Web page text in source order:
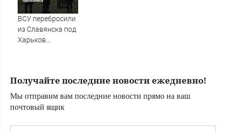
длиннее зимних
ВСУ перебросили
из Славянска под
Харьков
Получайте последние новости ежедневно!
Мы отправим вам последние новости прямо на ваш
почтовый ящик